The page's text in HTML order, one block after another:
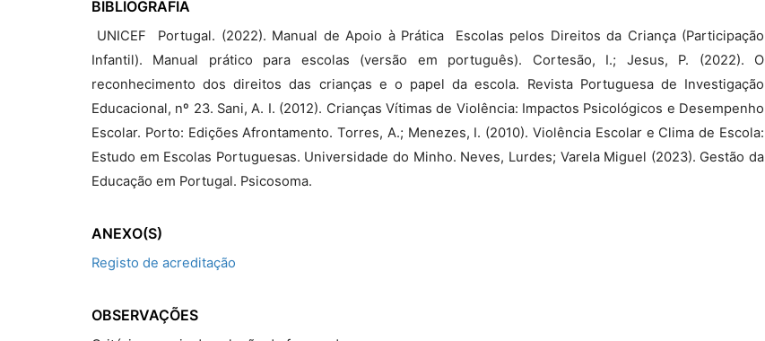
BIBLIOGRAFIA
 UNICEF  Portugal. (2022). Manual de Apoio à Prática  Escolas pelos Direitos da Criança (Participação
Infantil). Manual prático para escolas (versão em português). Cortesão, I.; Jesus, P. (2022). O
reconhecimento dos direitos das crianças e o papel da escola. Revista Portuguesa de Investigação
Educacional, nº 23. Sani, A. I. (2012). Crianças Vítimas de Violência: Impactos Psicológicos e Desempenho
Escolar. Porto: Edições Afrontamento. Torres, A.; Menezes, I. (2010). Violência Escolar e Clima de Escola:
Estudo em Escolas Portuguesas. Universidade do Minho. Neves, Lurdes; Varela Miguel (2023). Gestão da
Educação em Portugal. Psicosoma.
ANEXO(S)
Registo de acreditação
OBSERVAÇÕES